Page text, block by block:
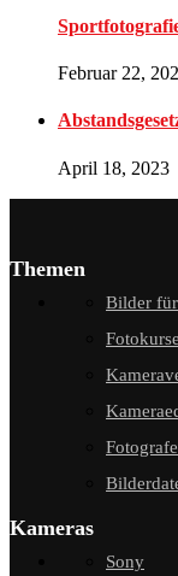
Februar 22,
April 18, 2023
Themen
Bilder
Fotokurse
Kameras
Sony